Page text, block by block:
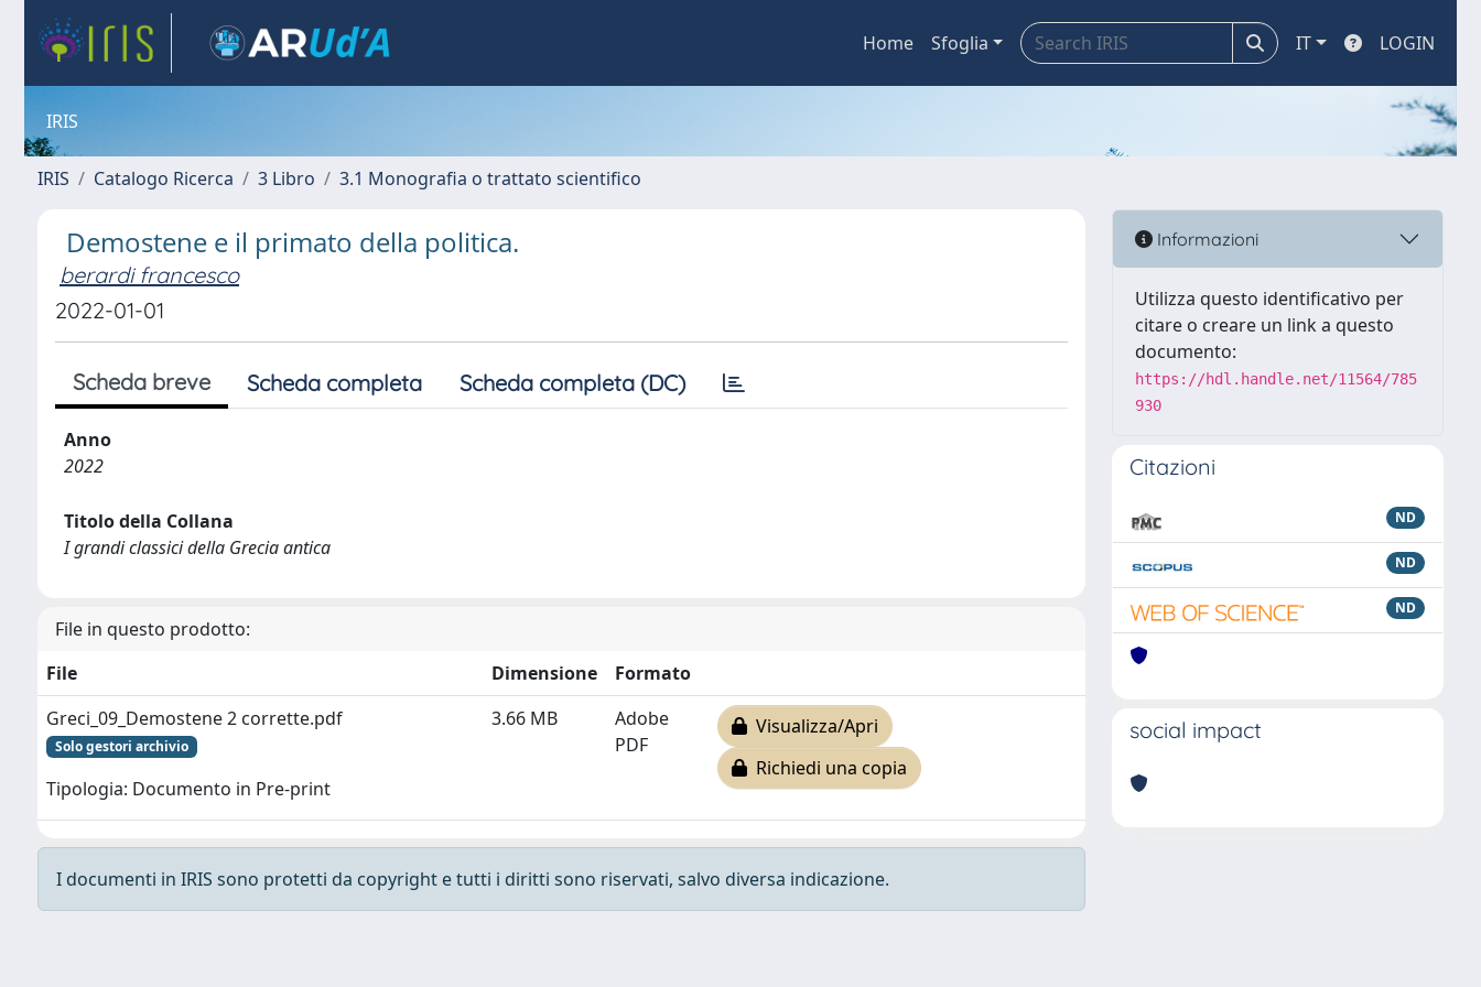
Home Sfoglia IT LOGIN
IRIS
IRIS Catalogo Ricerca 3 Libro 3.1 Monografia o trattato scientifico
Demostene e il primato della politica.
berardi francesco
2022-01-01
Scheda breve Scheda completa Scheda completa (DC)
Anno
2022
Titolo della Collana
I grandi classici della Grecia antica
File in questo prodotto:
File
Dimensione
Formato
Greci_09_Demostene 2 corrette.pdf
Solo gestori archivio
Tipologia: Documento in Pre-print
3.66 MB
Adobe
PDF
Visualizza/Apri
Richiedi una copia
I documenti in IRIS sono protetti da copyright e tutti i diritti sono riservati, salvo diversa indicazione.
Informazioni
Utilizza questo identificativo per
citare o creare un link a questo
documento:
https://hdl.handle.net/11564/785
930
Citazioni
ND
ND
ND
social impact